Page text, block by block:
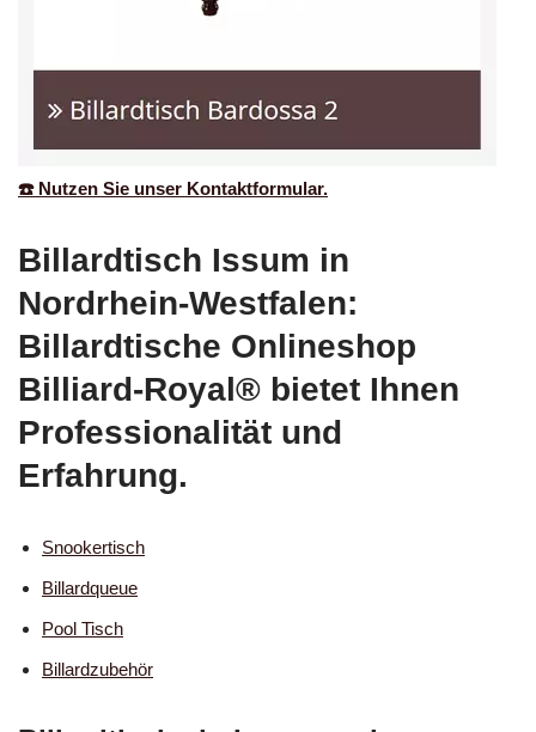
☎️ Nutzen Sie unser Kontaktformular.
Billardtisch Issum in
Nordrhein-Westfalen:
Billardtische Onlineshop
Billiard-Royal® bietet Ihnen
Professionalität und
Erfahrung.
Snookertisch
Billardqueue
Pool Tisch
Billardzubehör